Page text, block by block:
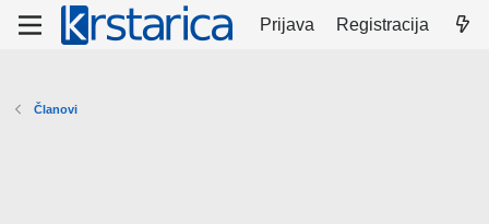
Prijava Registracija
Članovi